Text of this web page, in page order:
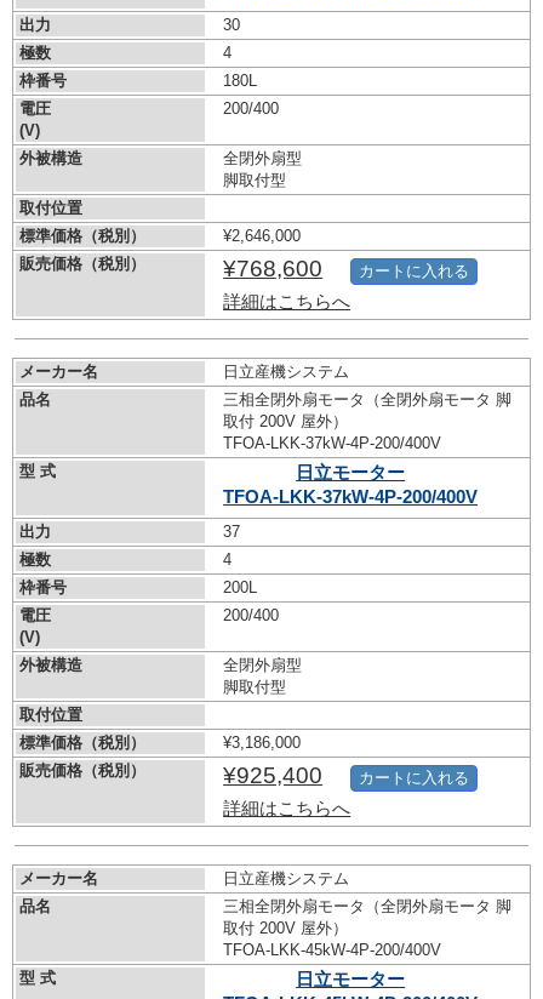
出力
30
極数
4
枠番号
180L
電圧
(V)
200/400
外被構造
全閉外扇型
脚取付型
取付位置
標準価格（税別）
¥2,646,000
販売価格（税別）
¥768,600
詳細はこちらへ
カートに入れる
メーカー名
日立産機システム
品名
三相全閉外扇モータ（全閉外扇モータ 脚
取付 200V 屋外）
TFOA-LKK-37kW-4P-200/400V
型 式
日立モーター
TFOA-LKK-37kW-4P-200/400V
出力
37
極数
4
枠番号
200L
電圧
(V)
200/400
外被構造
全閉外扇型
脚取付型
取付位置
標準価格（税別）
¥3,186,000
販売価格（税別）
¥925,400
詳細はこちらへ
カートに入れる
メーカー名
日立産機システム
品名
三相全閉外扇モータ（全閉外扇モータ 脚
取付 200V 屋外）
TFOA-LKK-45kW-4P-200/400V
型 式
日立モーター